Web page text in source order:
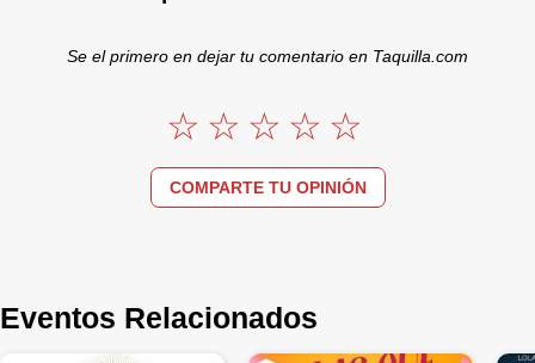
Se el primero en dejar tu comentario en Taquilla.com
COMPARTE TU OPINIÓN
Eventos Relacionados